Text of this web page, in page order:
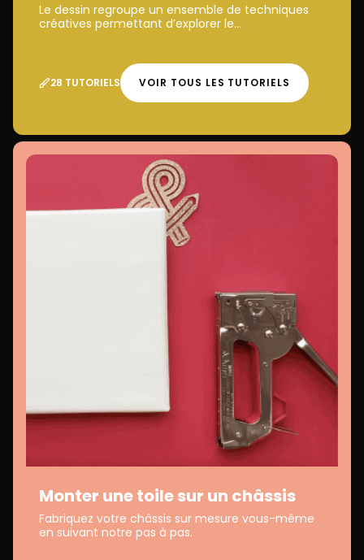
Le dessin regroupe un ensemble de techniques
créatives permettant d’explorer le...
28 TUTORIELS VOIR TOUS LES TUTORIELS
Monter une toile sur un châssis
Fabriquez votre châssis sur mesure vous-même
en suivant notre pas à pas.